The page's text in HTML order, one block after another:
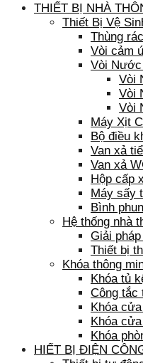
THIẾT BỊ NHÀ
Thiết Bị Vệ
Thùng
Vòi cảm
Vòi
Vòi
Vòi
Vòi
Máy Xịt
Bộ điều
Van xả
Van xả
Hộp cấp
Máy sấy
Bình
Hệ thống nhà
Giải
Thiết bị
Khóa thông
Khóa tủ
Công tắc
Khóa
Khóa
Khóa
HIẾT BỊ ĐIỆN